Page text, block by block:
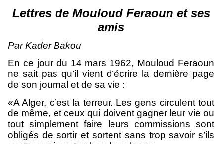
Lettres de Mouloud Feraoun et ses
amis
Par Kader Bakou
En ce jour du 14 mars 1962, Mouloud Feraoun
ne sait pas qu’il vient d’écrire la dernière page
de son journal et de sa vie :
«A Alger, c’est la terreur. Les gens circulent tout
de même, et ceux qui doivent gagner leur vie ou
tout simplement faire leurs commissions sont
obligés de sortir et sortent sans trop savoir s’ils